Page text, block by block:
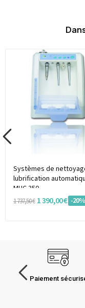
Systèmes de
lubrification
MHC 350
1 737,50 € 1 390,00 € -20%
Paiement